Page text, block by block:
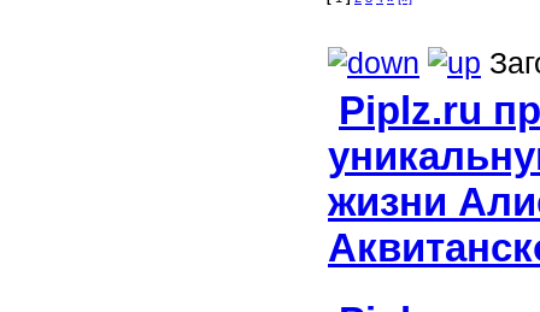
Piplz.ru
жизни